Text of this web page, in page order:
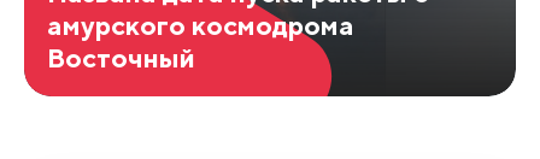
амурского космодрома
Восточный